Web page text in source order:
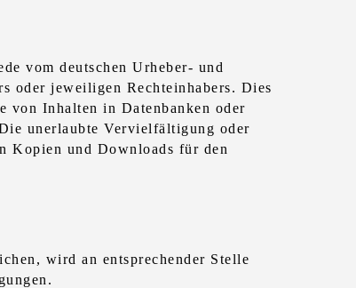
vom deutschen Urheber- und
oder jeweiligen Rechteinhabers. Dies
von Inhalten in Datenbanken oder
unerlaubte Vervielfältigung oder
Kopien und Downloads für den
wird an entsprechender Stelle